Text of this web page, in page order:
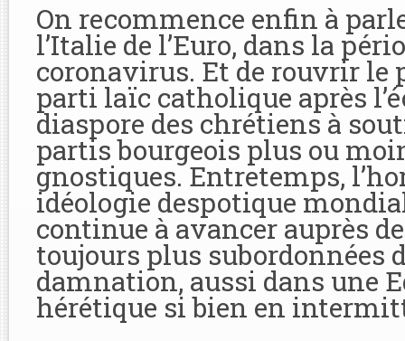
On recommence enfin à
l’Italie de l’Euro, dans la
coronavirus. Et de rouvrir le
parti laïc catholique après
diaspore des chrétiens à
partis bourgeois plus ou
gnostiques. Entretemps,
idéologie despotique
continue à avancer auprès
toujours plus subordonnées
damnation, aussi dans une
hérétique si bien en